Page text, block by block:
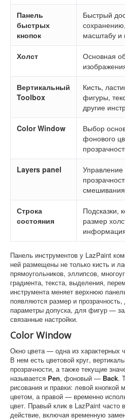
Панель
быстрых
кнопок
Быстрый
масштабу
Холст
Основная
Вертикальный
Toolbox
Кисть,
фигуры,
другие
Color Window
Выбор
фонового
Layers panel
смешивания
Строка
состояния
Подсказки,
размер
Панель инструментов у LazPaint
ней размещены не только кисть и
прямоугольников, эллипсов,
градиента, текста, выделения,
инструмента меняет верхнюю
появляются размер и
параметры допуска, для фигур —
связанные настройки.
Color Window
Окно цвета — одна из характерных
В нем есть цветовой круг,
прозрачности, а также текущие
называется Pen, фоновый — Back.
рисования и правки: левой кнопкой
цветом, а правой — временно
цвет. Правый клик в LazPaint часто
действие, включая временную